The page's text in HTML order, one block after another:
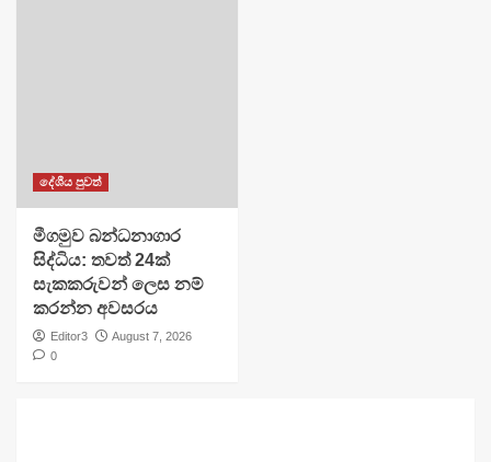
දේශීය පුවත්
මීගමුව බන්ධනාගාර
සිද්ධිය: තවත් 24ක්
සැකකරුවන් ලෙස නම්
කරන්න අවසරය
Editor3
August 7, 2026
0